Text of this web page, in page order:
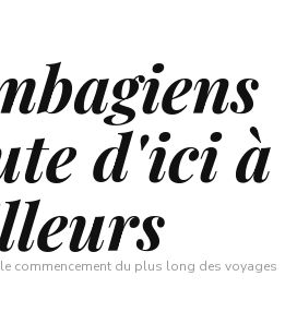
d'ici à
commencement du plus long des voyages